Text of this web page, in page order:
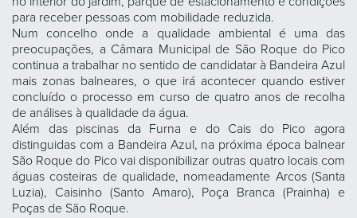
para receber pessoas com mobilidade reduzida.
Num concelho onde a qualidade ambiental é uma das
preocupações, a Câmara Municipal de São Roque do Pico
continua a trabalhar no sentido de candidatar à Bandeira Azul
mais zonas balneares, o que irá acontecer quando estiver
concluído o processo em curso de quatro anos de recolha
de análises à qualidade da água.
Além das piscinas da Furna e do Cais do Pico agora
distinguidas com a Bandeira Azul, na próxima época balnear
São Roque do Pico vai disponibilizar outras quatro locais com
águas costeiras de qualidade, nomeadamente Arcos (Santa
Luzia), Caisinho (Santo Amaro), Poça Branca (Prainha) e
Poças de São Roque.